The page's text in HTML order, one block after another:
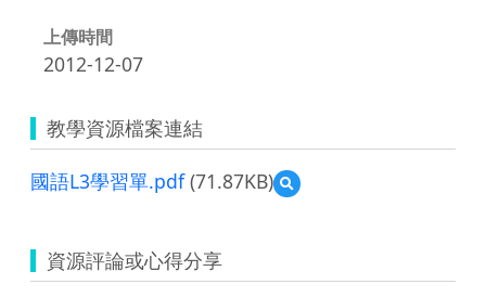
上傳時間
2012-12-07
教學資源檔案連結
國語L3學習單.pdf(71.87KB)
預
覽
學
資源評論或心得分享